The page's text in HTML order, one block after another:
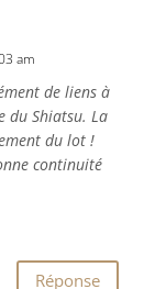
am
de liens à
du Shiatsu. La
du lot !
continuité
Réponse